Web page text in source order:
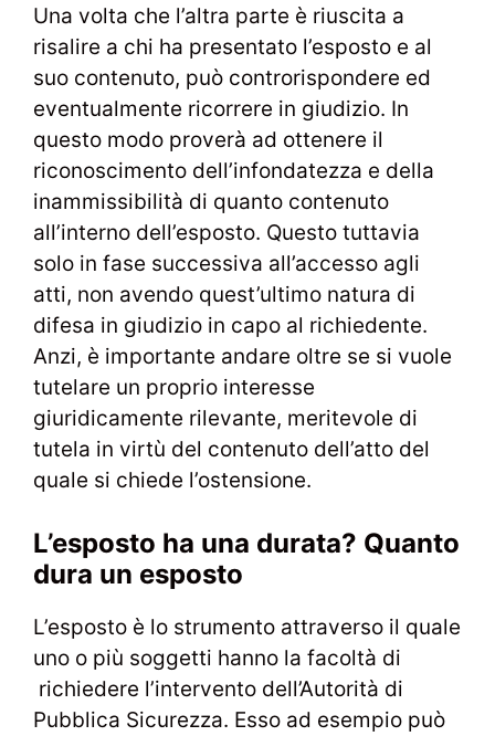
Una volta che l’altra parte è riuscita a
risalire a chi ha presentato l’esposto e al
suo contenuto, può controrispondere ed
eventualmente ricorrere in giudizio. In
questo modo proverà ad ottenere il
riconoscimento dell’infondatezza e della
inammissibilità di quanto contenuto
all’interno dell’esposto. Questo tuttavia
solo in fase successiva all’accesso agli
atti, non avendo quest’ultimo natura di
difesa in giudizio in capo al richiedente.
Anzi, è importante andare oltre se si vuole
tutelare un proprio interesse
giuridicamente rilevante, meritevole di
tutela in virtù del contenuto dell’atto del
quale si chiede l’ostensione.
L’esposto ha una durata? Quanto
dura un esposto
L’esposto è lo strumento attraverso il quale
uno o più soggetti hanno la facoltà di
richiedere l’intervento dell’Autorità di
Pubblica Sicurezza. Esso ad esempio può